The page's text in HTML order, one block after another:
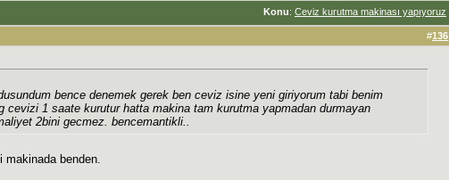
Konu: Ceviz kurutma makinası yapıyoruz
#136
bence denemek gerek ben ceviz isine yeni giriyorum tabi benim
1 saate kurutur hatta makina tam kurutma yapmadan durmayan
2bini gecmez. bencemantikli..
makinada benden.